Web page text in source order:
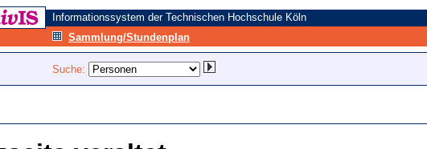
Informationssystem der Technischen Hochschule Köln
Sammlung/Stundenplan
Suche: